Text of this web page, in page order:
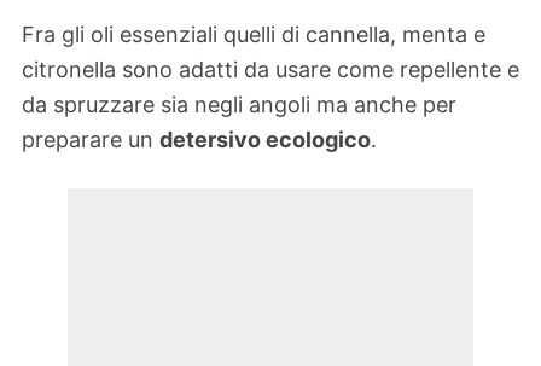
Fra gli oli essenziali quelli di cannella, menta e
citronella sono adatti da usare come repellente e
da spruzzare sia negli angoli ma anche per
preparare un detersivo ecologico.